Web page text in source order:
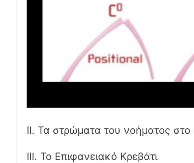
II. Τα στρώματα του νοήματος
III. Το Επιφανειακό Κρεβάτι